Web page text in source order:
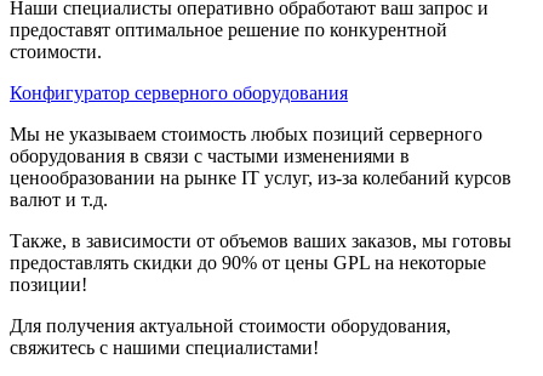
Наши специалисты оперативно обработают ваш запрос и
предоставят оптимальное решение по конкурентной
стоимости.
Конфигуратор серверного оборудования
Мы не указываем стоимость любых позиций серверного
оборудования в связи с частыми изменениями в
ценообразовании на рынке IT услуг, из-за колебаний курсов
валют и т.д.
Также, в зависимости от объемов ваших заказов, мы готовы
предоставлять скидки до 90% от цены GPL на некоторые
позиции!
Для получения актуальной стоимости оборудования,
свяжитесь с нашими специалистами!